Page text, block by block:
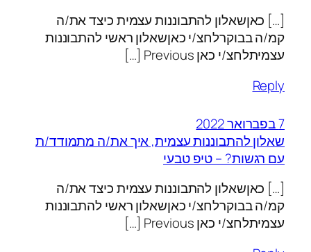
[…] כאןשאלון להתבוננות עצמית כיצד את/ה
קמ/ה בבוקרלחצ/י כאןשאלון ראשי להתבוננות
עצמיתלחצ/י כאן Previous […]
Reply
7 בפברואר 2022
שאלון להתבוננות עצמית, איך את/ה מתמודד/ת
עם רגשות? – טיפ טבעי
[…] כאןשאלון להתבוננות עצמית כיצד את/ה
קמ/ה בבוקרלחצ/י כאןשאלון ראשי להתבוננות
עצמיתלחצ/י כאן Previous […]